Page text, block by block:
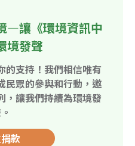
—讓《環境資訊中
境發聲
的支持！我們相信唯有
民眾的參與和行動，邀
，讓我們持續為環境發
款